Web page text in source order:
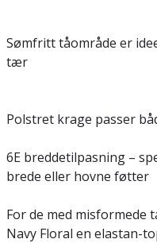
Sømfritt tåområde er
tær
Polstret krage passer
6E breddetilpasning –
brede eller hovne føtter
For de med
Navy Floral en elastan-